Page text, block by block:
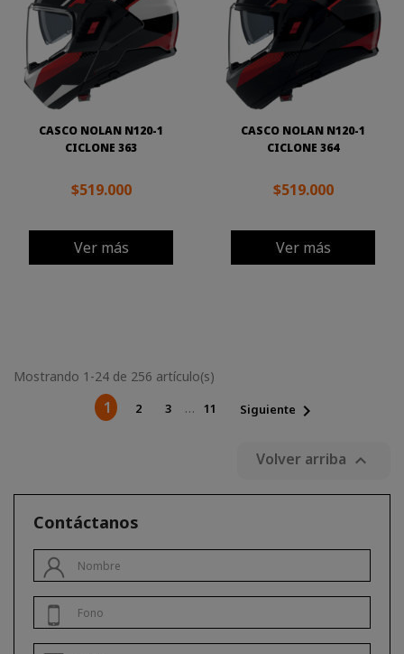
Contáctanos
CASCO NOLAN N120-1
CICLONE 363
$519.000
Ver más
CASCO NOLAN N120-1
CICLONE 364
$519.000
Ver más
Mostrando 1-24 de 256 artículo(s)
1 2 3 … 11 Siguiente 
Volver arriba 